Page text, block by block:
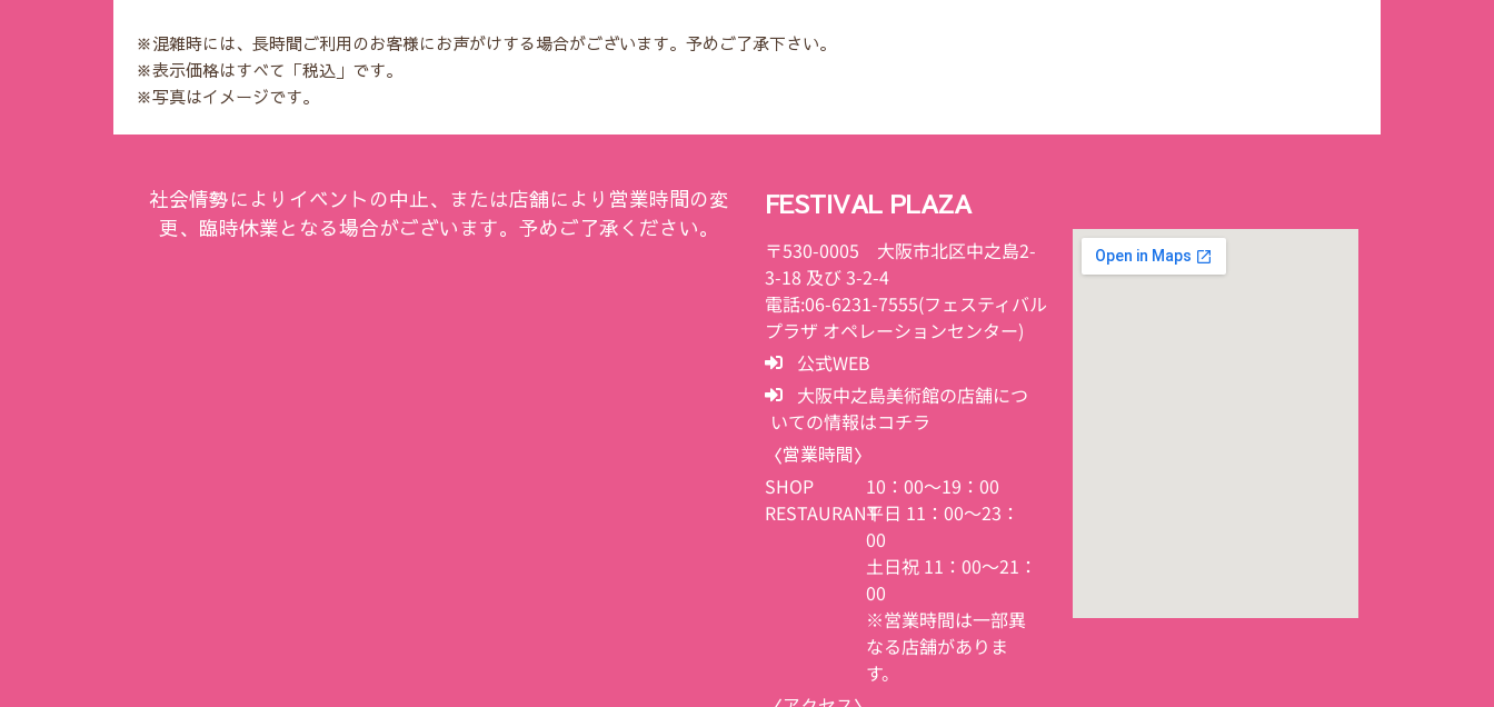
※混雑時には、長時間ご利用のお客様にお声がけする場合がございます。予めご了承下さい。
※表示価格はすべて「税込」です。
※写真はイメージです。
社会情勢によりイベントの中止、または店舗により営業時間の変
更、臨時休業となる場合がございます。予めご了承ください。
FESTIVAL PLAZA
〒530-0005 大阪市北区中之島2-
3-18 及び 3-2-4
電話:06-6231-7555(フェスティバル
プラザ オペレーションセンター)
公式WEB
大阪中之島美術館の店舗につ
いての情報はコチラ
〈営業時間〉
SHOP
10：00～19：00
RESTAURANT平日 11：00～23：
00
土日祝 11：00～21：
00
※営業時間は一部異
なる店舗がありま
す。